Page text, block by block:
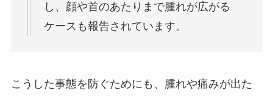
し、顔や首のあたりまで腫れが広がる
ケースも報告されています。
こうした事態を防ぐためにも、腫れや痛みが出た